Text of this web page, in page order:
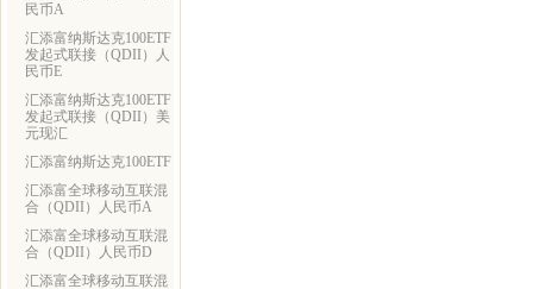
民币A
汇添富纳斯达克100ETF
发起式联接（QDII）人
民币E
汇添富纳斯达克100ETF
发起式联接（QDII）美
元现汇
汇添富纳斯达克100ETF
汇添富全球移动互联混
合（QDII）人民币A
汇添富全球移动互联混
合（QDII）人民币D
汇添富全球移动互联混